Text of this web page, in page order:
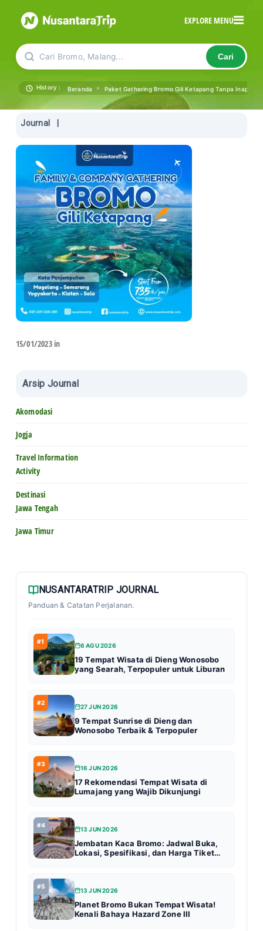
EXPLORE MENU
Cari Bromo, Malang... Cari
History : Beranda » Paket Gathering Bromo Gili Ketapang Tanpa Inap |
Journal
15/01/2023 in
Arsip Journal
Akomodasi
Jogja
Travel Information
Activity
Destinasi
Jawa Tengah
Jawa Timur
NUSANTARATRIP JOURNAL
Panduan & Catatan Perjalanan.
#1
6 AGU 2026
19 Tempat Wisata di Dieng Wonosobo
yang Searah, Terpopuler untuk Liburan
#2
27 JUN 2026
9 Tempat Sunrise di Dieng dan
Wonosobo Terbaik & Terpopuler
#3
16 JUN 2026
17 Rekomendasi Tempat Wisata di
Lumajang yang Wajib Dikunjungi
#4
13 JUN 2026
Jembatan Kaca Bromo: Jadwal Buka,
Lokasi, Spesifikasi, dan Harga Tiket
#5
13 JUN 2026
Planet Bromo Bukan Tempat Wisata!
Kenali Bahaya Hazard Zone III